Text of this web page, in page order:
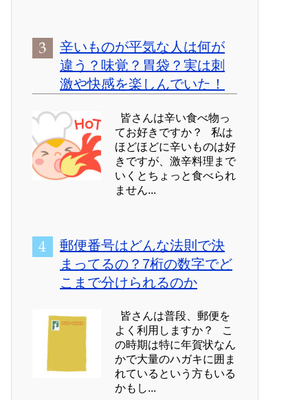
辛いものが平気な人は何が
違う？味覚？胃袋？実は刺
激や快感を楽しんでいた！
皆さんは辛い食べ物っ
てお好きですか？ 私は
ほどほどに辛いものは好
きですが、激辛料理まで
いくとちょっと食べられ
ません...
郵便番号はどんな法則で決
まってるの？7桁の数字でど
こまで分けられるのか
皆さんは普段、郵便を
よく利用しますか？ こ
の時期は特に年賀状なん
かで大量のハガキに囲ま
れているという方もいる
かもし...